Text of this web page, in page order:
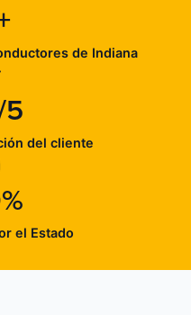
de Indiana
del cliente
el Estado